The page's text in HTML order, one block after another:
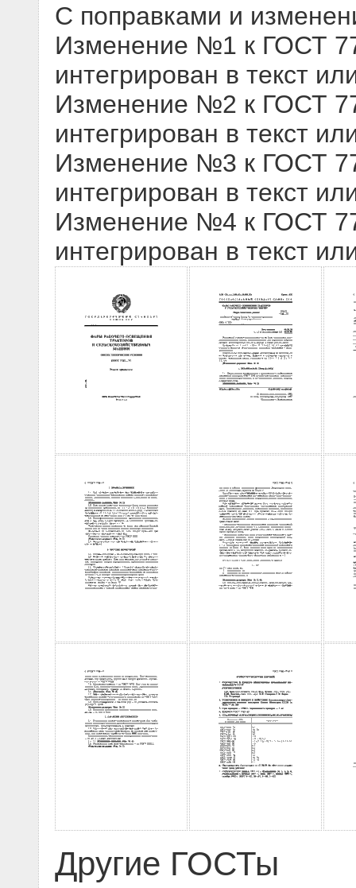
С поправками и
Изменение №1 к ГОСТ
интегрирован в текст
Изменение №2 к ГОСТ
интегрирован в текст
Изменение №3 к ГОСТ
интегрирован в текст
Изменение №4 к ГОСТ
интегрирован в текст
Другие ГОСТы